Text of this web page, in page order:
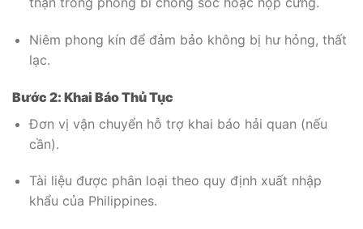
Niêm phong kín để đảm bảo không bị hư hỏng, thất
lạc.
Bước 2: Khai Báo Thủ Tục
Đơn vị vận chuyển hỗ trợ khai báo hải quan (nếu
cần).
Tài liệu được phân loại theo quy định xuất nhập
khẩu của Philippines.